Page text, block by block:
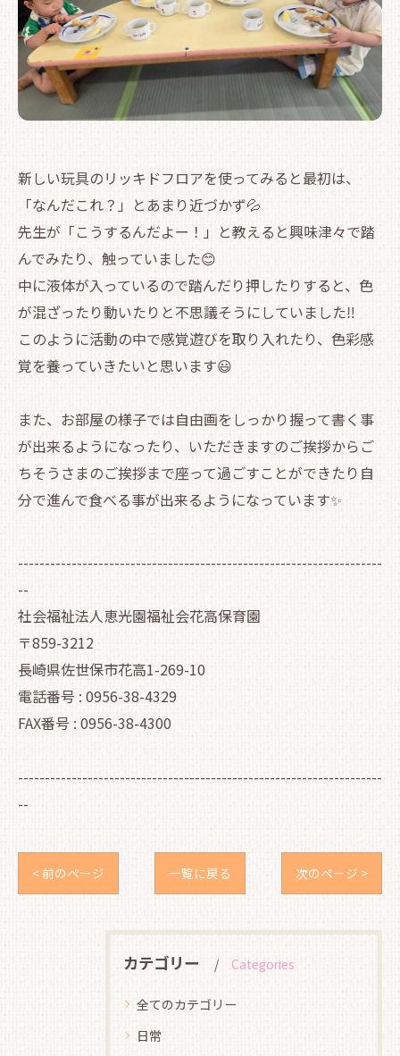
新しい玩具のリッキドフロアを使ってみると最初は、
「なんだこれ？」とあまり近づかず💦
先生が「こうするんだよー！」と教えると興味津々で踏
んでみたり、触っていました😊
中に液体が入っているので踏んだり押したりすると、色
が混ざったり動いたりと不思議そうにしていました‼
このように活動の中で感覚遊びを取り入れたり、色彩感
覚を養っていきたいと思います😃
また、お部屋の様子では自由画をしっかり握って書く事
が出来るようになったり、いただきますのご挨拶からご
ちそうさまのご挨拶まで座って過ごすことができたり自
分で進んで食べる事が出来るようになっています✨
--------------------------------------------------------------------
--
社会福祉法人恵光園福祉会花高保育園
〒859-3212
長崎県佐世保市花高1-269-10
電話番号 : 0956-38-4329
FAX番号 : 0956-38-4300
--------------------------------------------------------------------
--
< 前のページ 一覧に戻る 次のページ >
カテゴリー Categories
全てのカテゴリー
日常